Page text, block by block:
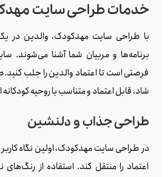
خدمات طراحی سایت
با طراحی سایت مهدکودک، والدین در
برنامه‌ها و مربیان شما آشنا می‌شوند.
فرصتی است تا اعتماد والدین را جلب
شاد، قابل اعتماد و متناسب با روحیه
طراحی جذاب و دلنشین
در طراحی سایت مهدکودک، اولین نگاه
اعتماد را منتقل کند. استفاده از رنگ‌های